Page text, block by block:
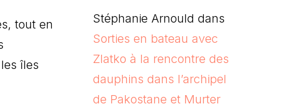
tout en
îles
Stéphanie Arnould dans
Sorties en bateau avec
Zlatko à la rencontre des
dauphins dans l’archipel
de Pakostane et Murter